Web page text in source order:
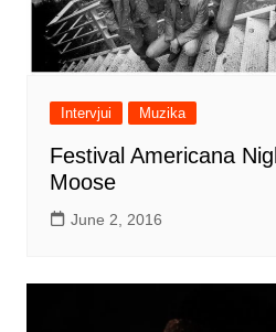
Intervjui Muzika
Festival Americana
Moose
June 2, 2016